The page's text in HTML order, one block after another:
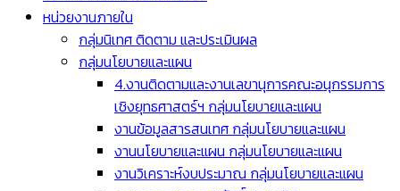
หน่วยงานภายใน
กลุ่มนิเทศ ติดตาม และประเมินผล
กลุ่มนโยบายและแผน
4.งานติดตามและงานเลขานุการคณะอนุกรรมการ
เชิงยุทธศาสตร์ฯ กลุ่มนโยบายและแผน
งานข้อมูลสารสนเทศ กลุ่มนโยบายและแผน
งานนโยบายและแผน กลุ่มนโยบายและแผน
งานวิเคราะห์งบประมาณ กลุ่มนโยบายและแผน